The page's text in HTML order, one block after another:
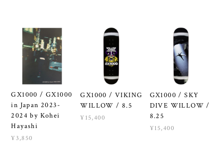
GX1000 / GX1000
in Japan 2023-
2024 by Kohei
Hayashi
¥3,850
GX1000 / VIKING
WILLOW / 8.5
¥15,400
GX1000 / SKY
DIVE WILLOW /
8.25
¥15,400